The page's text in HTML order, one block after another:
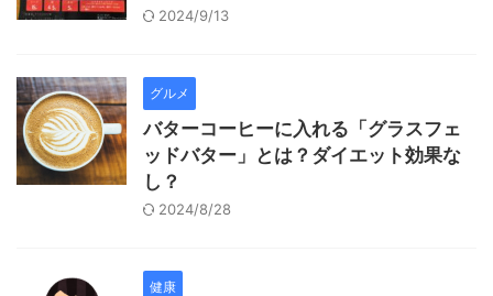
2024/9/13
グルメ
バターコーヒーに入れる「グラスフェ
ッドバター」とは？ダイエット効果な
し？
2024/8/28
健康